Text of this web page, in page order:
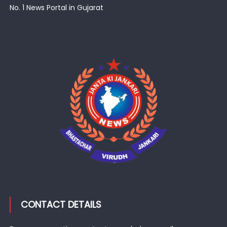
No. 1 News Portal in Gujarat
CONTACT DETAILS